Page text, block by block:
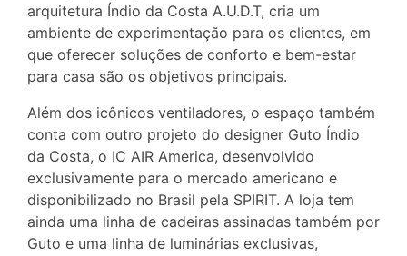
arquitetura Índio da Costa A.U.D.T, cria um
ambiente de experimentação para os clientes, em
que oferecer soluções de conforto e bem-estar
para casa são os objetivos principais.
Além dos icônicos ventiladores, o espaço também
conta com outro projeto do designer Guto Índio
da Costa, o IC AIR America, desenvolvido
exclusivamente para o mercado americano e
disponibilizado no Brasil pela SPIRIT. A loja tem
ainda uma linha de cadeiras assinadas também por
Guto e uma linha de luminárias exclusivas,